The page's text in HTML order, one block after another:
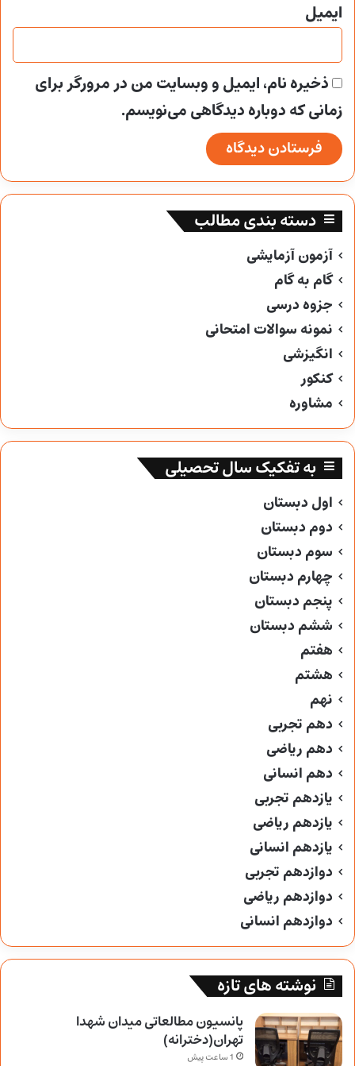
ایمیل
ذخیره نام، ایمیل و وبسایت من در مرورگر برای
زمانی که دوباره دیدگاهی می‌نویسم.
دسته بندی مطالب
آزمون آزمایشی
گام به گام
جزوه درسی
نمونه سوالات امتحانی
انگیزشی
کنکور
مشاوره
به تفکیک سال تحصیلی
اول دبستان
دوم دبستان
سوم دبستان
چهارم دبستان
پنجم دبستان
ششم دبستان
هفتم
هشتم
نهم
دهم تجربی
دهم ریاضی
دهم انسانی
یازدهم تجربی
یازدهم ریاضی
یازدهم انسانی
دوازدهم تجربی
دوازدهم ریاضی
دوازدهم انسانی
نوشته های تازه
پانسیون مطالعاتی میدان شهدا
تهران(دخترانه)
1 ساعت پیش